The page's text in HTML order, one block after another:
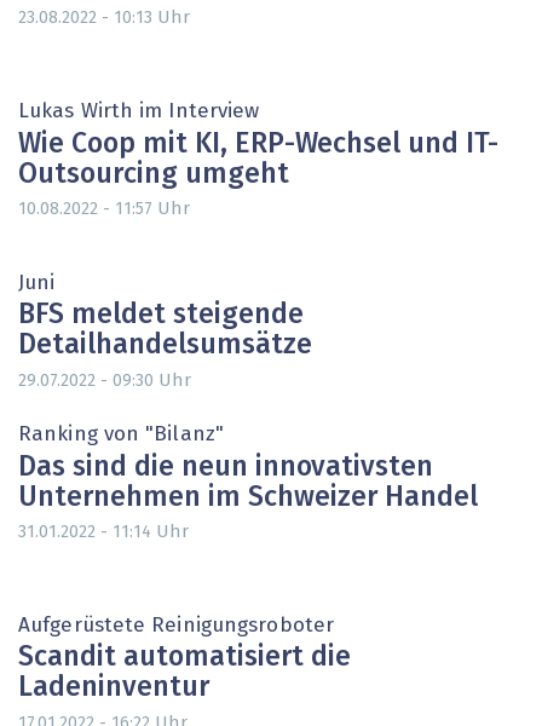
23.08.2022 - 10:13 Uhr
Lukas Wirth im Interview
Wie Coop mit KI, ERP-Wechsel und IT-
Outsourcing umgeht
10.08.2022 - 11:57 Uhr
Juni
BFS meldet steigende
Detailhandelsumsätze
29.07.2022 - 09:30 Uhr
Ranking von "Bilanz"
Das sind die neun innovativsten
Unternehmen im Schweizer Handel
31.01.2022 - 11:14 Uhr
Aufgerüstete Reinigungsroboter
Scandit automatisiert die
Ladeninventur